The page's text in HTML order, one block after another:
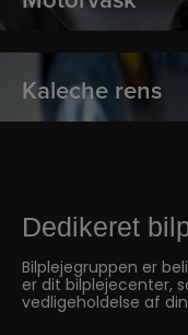
Kaleche rens
Dedikeret
Bilplejegruppen er
er dit bilplejecenter,
vedligeholdelse af din